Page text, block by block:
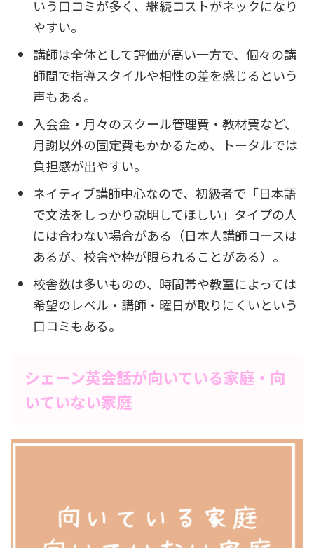
いう口コミが多く、継続コストがネックになり
やすい。
講師は全体として評価が高い一方で、個々の講
師間で指導スタイルや相性の差を感じるという
声もある。
入会金・月々のスクール管理費・教材費など、
月謝以外の固定費もかかるため、トータルでは
負担感が出やすい。
ネイティブ講師中心なので、初級者で「日本語
で文法をしっかり説明してほしい」タイプの人
には合わない場合がある（日本人講師コースは
あるが、校舎や枠が限られることがある）。
校舎数は多いものの、時間帯や教室によっては
希望のレベル・講師・曜日が取りにくいという
口コミもある。
シェーン英会話が向いている家庭・向
いていない家庭